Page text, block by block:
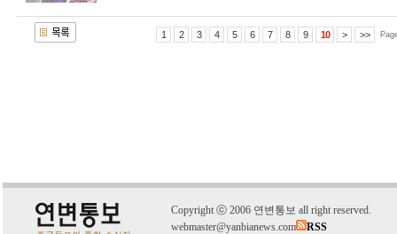
1 2 3 4 5 6 7 8 9 10 > >>
Copyright ⓒ 2006 연변통보 all right reserved.
webmaster@yanbianews.com
RSS